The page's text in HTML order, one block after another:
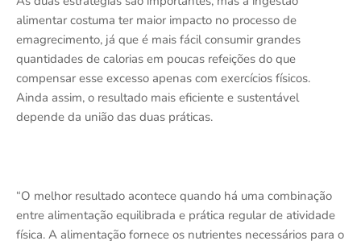
alimentar costuma ter maior impacto no processo de
emagrecimento, já que é mais fácil consumir grandes
quantidades de calorias em poucas refeições do que
compensar esse excesso apenas com exercícios físicos.
Ainda assim, o resultado mais eficiente e sustentável
depende da união das duas práticas.
“O melhor resultado acontece quando há uma combinação
entre alimentação equilibrada e prática regular de atividade
física. A alimentação fornece os nutrientes necessários para o